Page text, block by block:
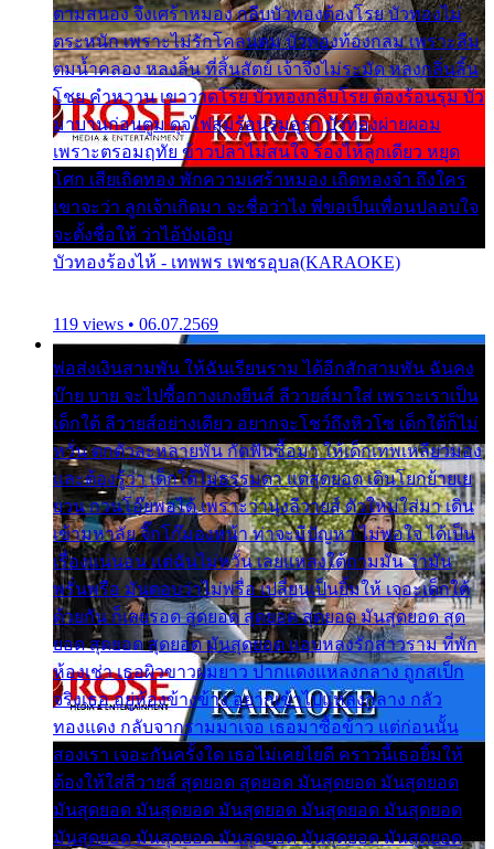
ตามสนอง จึงเศร้าหมอง กลีบบัวทองต้องโรย บัวทองไม่
ตระหนัก เพราะไม่รักโคลนตม บัวทองท้องกลม เพราะลืม
ตมน้ำคลอง หลงลิ้น ที่สิ้นสัตย์ เจ้าจึงไม่ระมัด หลงกลิ่นลิ้น
โชย คำหวาน เขาวาดโรย บัวทองกลีบโรย ต้องร้อนรุม บัว
มาบานก่อนตูม ดุจไฟสุมร้อนรุมอุรา บัวทองผ่ายผอม
เพราะตรอมฤทัย ข้าวปลาไม่สนใจ ร้องไห้ลูกเดียว หยุด
โศก เสียเถิดทอง พักความเศร้าหมอง เถิดทองจ๋า ถึงใคร
เขาจะว่า ลูกเจ้าเกิดมา จะชื่อว่าไง พี่ขอเป็นเพื่อนปลอบใจ
จะตั้งชื่อให้ ว่าไอ้บังเอิญ
บัวทองร้องไห้ - เทพพร เพชรอุบล(KARAOKE)
119 views • 06.07.2569
พ่อส่งเงินสามพัน ให้ฉันเรียนราม ได้อีกสักสามพัน ฉันคง
บ๊าย บาย จะไปซื้อกางเกงยีนส์ ลีวายส์มาใส่ เพราะเราเป็น
เด็กใต้ ลีวายส์อย่างเดียว อยากจะโชว์ถึงหิวโซ เด็กใต้ก็ไม่
หวั่น ตกตัวละหลายพัน กัดฟันซื้อมา ให้เด็กเทพเหลียวมอง
และต้องรู้ว่า เด็กใต้ไม่ธรรมดา แต่สุดยอด เดินโยกย้ายเย
ยวน กวนโอ๊ยพอได้ เพราะว่านุ่งลีวายส์ ตัวใหม่ใส่มา เดิน
เข้ามหาลัย จิ๊กโก๊มองหน้า ท่าจะมีปัญหา ไม่พอใจ ได้เป็น
เรื่องแน่นอน แต่ฉันไม่หวั่น เลยแหลงใต้ถามมัน ว่ามัน
พรั่นพรือ มันตอบว่าไม่พรื่อ เปลี่ยนเป็นยิ้มให้ เจอะเด็กใต้
ด้วยกัน ก็เลยรอด สุดยอด สุดยอด สุดยอด มันสุดยอด สุด
ยอด สุดยอด สุดยอด มันสุดยอด แอบหลงรักสาวราม ที่พัก
ห้องเช่า เธอผิวขาวผมยาว ปากแดงแหลงกลาง ถูกสเป็ก
จริงเธอ อยู่ห้องข้างข้าง อยากเข้าไปแหลงกลาง กลัว
ทองแดง กลับจากรามมาเจอ เธอมาซื้อข้าว แต่ก่อนนั้น
สองเรา เจอะกันครั้งใด เธอไม่เคยไยดี คราวนี้เธอยิ้มให้
ต้องให้ใส่ลีวายส์ สุดยอด สุดยอด มันสุดยอด มันสุดยอด
มันสุดยอด มันสุดยอด มันสุดยอด มันสุดยอด มันสุดยอด
มันสุดยอด มันสุดยอด มันสุดยอด มันสุดยอด มันสุดยอด